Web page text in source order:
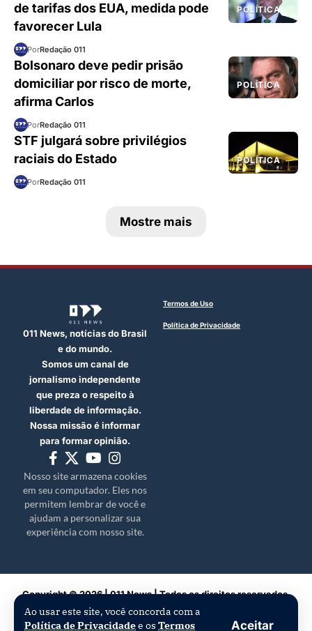
Ao usar este site, você concorda com a
Política de Privacidadee os Termos Aceitar
POLÍTICA
de tarifas dos EUA, medida pode
favorecer Lula
PorRedação 011
POLÍTICA
Bolsonaro deve pedir prisão
domiciliar por risco de morte,
afirma Carlos
PorRedação 011
POLÍTICA
STF julgará sobre privilégios
raciais do Estado
PorRedação 011
Mostre mais
011 News, notícias do Brasil
e do mundo.
Somos um canal de
jornalismo independente
que preza o respeito à
liberdade de informação.
Nossa missão é informar
para formar opinião.
Nosso site armazena cookies
em seu computador. Eles nos
permitem lembrar de você e
ajudam a personalizar sua
experiência com nosso site.
Termos de Uso
Política de Privacidade
Copyright © 2026 | 011 News | Todos os direitos reservados.